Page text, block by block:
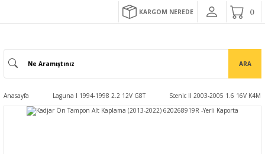
KARGOM NEREDE
ARA
Anasayfa Laguna I 1994-1998 2.2 12V G8T Scenic II 2003-2005 1.6 16V K4M